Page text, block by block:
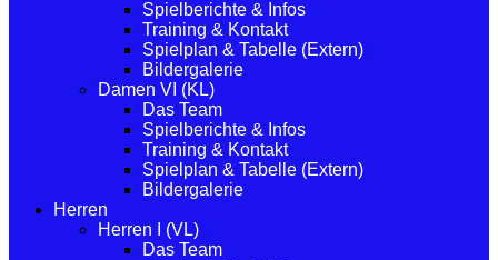
Spielberichte & Infos
Training & Kontakt
Spielplan & Tabelle (Extern)
Bildergalerie
Damen VI (KL)
Das Team
Spielberichte & Infos
Training & Kontakt
Spielplan & Tabelle (Extern)
Bildergalerie
Herren
Herren I (VL)
Das Team